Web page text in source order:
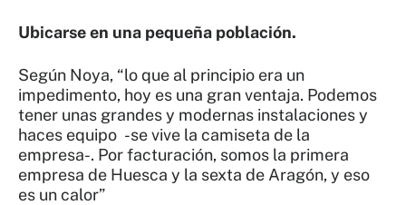
Ubicarse en una pequeña población.
Según Noya, “lo que al principio era un
impedimento, hoy es una gran ventaja. Podemos
tener unas grandes y modernas instalaciones y
haces equipo -se vive la camiseta de la
empresa-. Por facturación, somos la primera
empresa de Huesca y la sexta de Aragón, y eso
es un calor”